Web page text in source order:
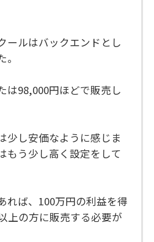
ールはバックエンドとし
は98,000円ほどで販売し
少し安価なように感じま
もう少し高く設定をして
れば、100万円の利益を得
上の方に販売する必要が